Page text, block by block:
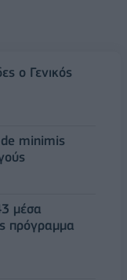
ο Γενικός
de minimis
μέσα
πρόγραμμα